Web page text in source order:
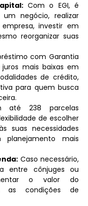
Com o EGI, é
negócio, realizar
investir em
reorganizar suas
com Garantia
mais baixas em
de crédito,
para quem busca
238 parcelas
de escolher
suas necessidades
planejamento mais
Caso necessário,
entre cônjuges ou
o valor do
as condições de